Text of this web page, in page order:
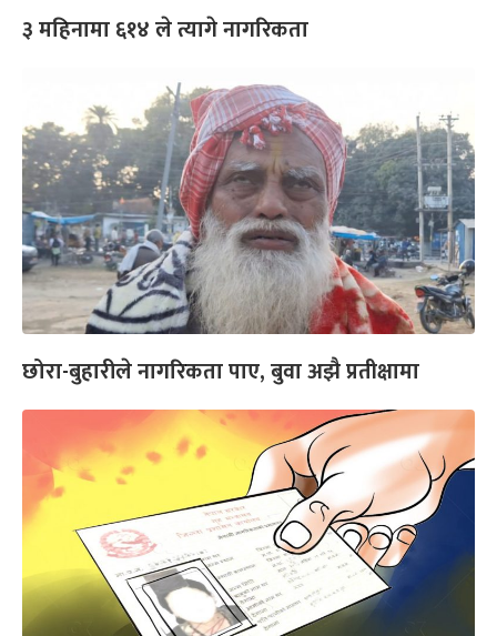
३ महिनामा ६१४ ले त्यागे नागरिकता
छोरा-बुहारीले नागरिकता पाए, बुवा अझै प्रतीक्षामा